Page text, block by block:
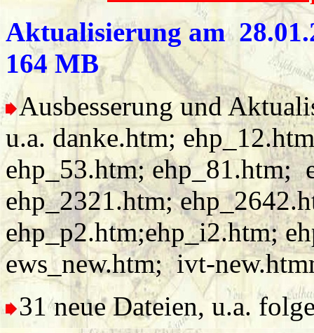
Aktualisierung am
164 MB
Ausbesserung und
u.a. danke.htm;
ehp_53.htm; ehp_81.htm;
ehp_2321.htm;
ehp_p2.htm;ehp_i2.htm;
ews_new.htm; ivt-
31 neue Dateien, u.a.